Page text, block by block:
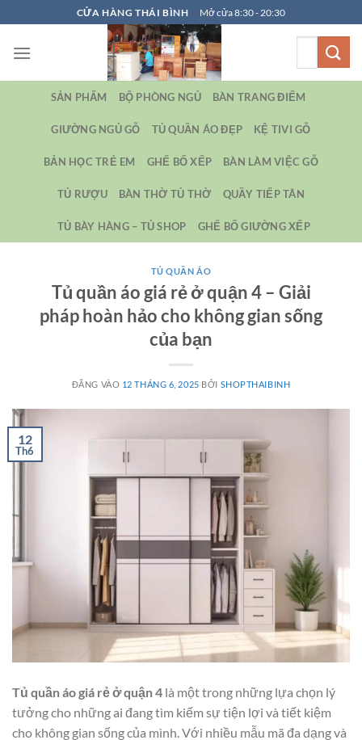
qua
nội
CỬA HÀNG THÁI BÌNH Mở cửa 8:30 - 20:30
SẢN PHẨM BỘ PHÒNG NGỦ BÀN TRANG ĐIỂM
GIƯỜNG NGỦ GỖ TỦ QUẦN ÁO ĐẸP KỆ TIVI GỖ
BẢN HỌC TRẺ EM GHẾ BỐ XẾP BÀN LÀM VIỆC GỖ
TỦ RƯỢU BÀN THỜ TỦ THỜ QUẦY TIẾP TÂN
TỦ BÀY HÀNG – TỦ SHOP GHẾ BỐ GIƯỜNG XẾP
TỦ QUẦN ÁO
Tủ quần áo giá rẻ ở quận 4 – Giải
pháp hoàn hảo cho không gian sống
của bạn
ĐĂNG VÀO 12 THÁNG 6, 2025 BỞI SHOPTHAIBINH
12
Th6
Tủ quần áo giá rẻ ở quận 4 là một trong những lựa chọn lý
tưởng cho những ai đang tìm kiếm sự tiện lợi và tiết kiệm
cho không gian sống của mình. Với nhiều mẫu mã đa dạng và